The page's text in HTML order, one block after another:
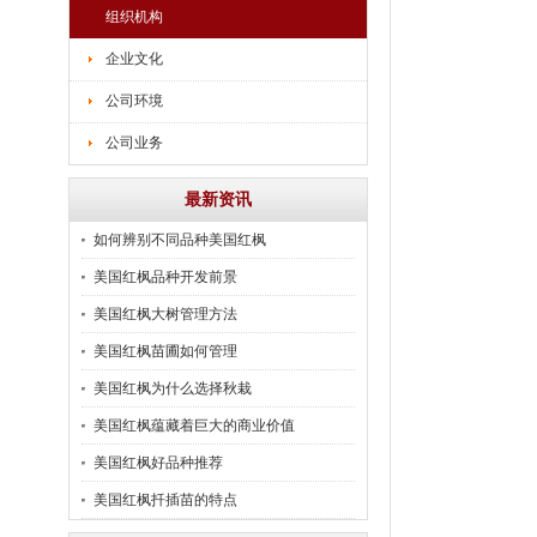
组织机构
企业文化
公司环境
公司业务
最新资讯
如何辨别不同品种美国红枫
美国红枫品种开发前景
美国红枫大树管理方法
美国红枫苗圃如何管理
美国红枫为什么选择秋栽
美国红枫蕴藏着巨大的商业价值
美国红枫好品种推荐
美国红枫扦插苗的特点